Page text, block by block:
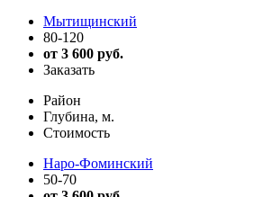
Мытищинский
80-120
от 3 600 руб.
Заказать
Район
Глубина, м.
Стоимость
Наро-Фоминский
50-70